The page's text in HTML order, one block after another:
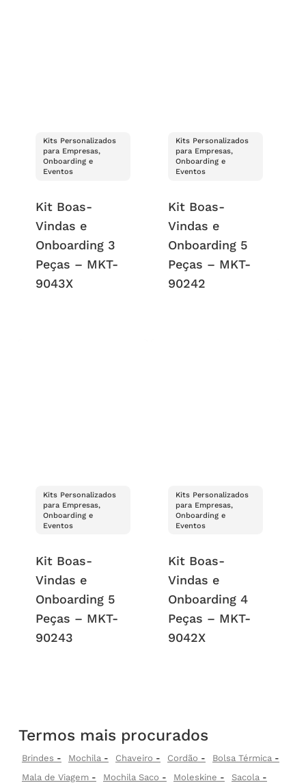
Kits Personalizados
para Empresas,
Onboarding e
Eventos
Kit Boas-
Vindas e
Onboarding 3
Peças – MKT-
9043X
Kits Personalizados
para Empresas,
Onboarding e
Eventos
Kit Boas-
Vindas e
Onboarding 5
Peças – MKT-
90242
Kits Personalizados
para Empresas,
Onboarding e
Eventos
Kit Boas-
Vindas e
Onboarding 5
Peças – MKT-
90243
Kits Personalizados
para Empresas,
Onboarding e
Eventos
Kit Boas-
Vindas e
Onboarding 4
Peças – MKT-
9042X
Termos mais procurados
Brindes Mochila Chaveiro Cordão
Bolsa Térmica
Mala de Viagem
Mochila Saco Moleskine
Sacola